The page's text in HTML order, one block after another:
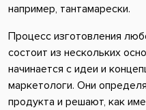
например, тантамарески.
Процесс изготовления
состоит из нескольких
начинается с идеи и
маркетологи. Они
продукта и решают, как